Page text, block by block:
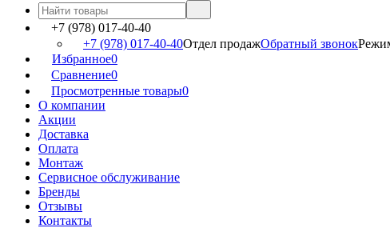
+7 (978) 017-40-40
+7 (978) 017-40-40Отдел продажОбратный звонок
Избранное0
Сравнение0
Просмотренные товары0
О компании
Акции
Доставка
Оплата
Монтаж
Сервисное обслуживание
Бренды
Отзывы
Контакты